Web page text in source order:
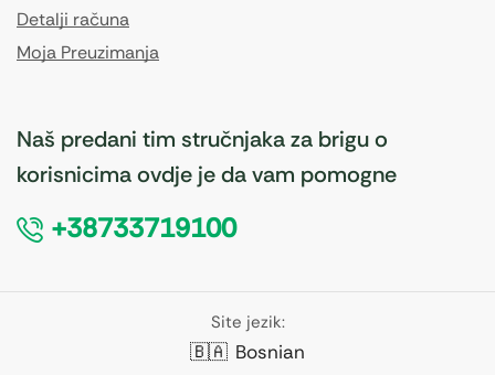
Detalji računa
Moja Preuzimanja
Naš predani tim stručnjaka za brigu o
korisnicima ovdje je da vam pomogne
+38733719100
Site jezik:
🇧🇦 Bosnian